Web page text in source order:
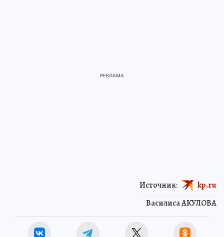
Василиса АКУЛОВА
Источник: kp.ru